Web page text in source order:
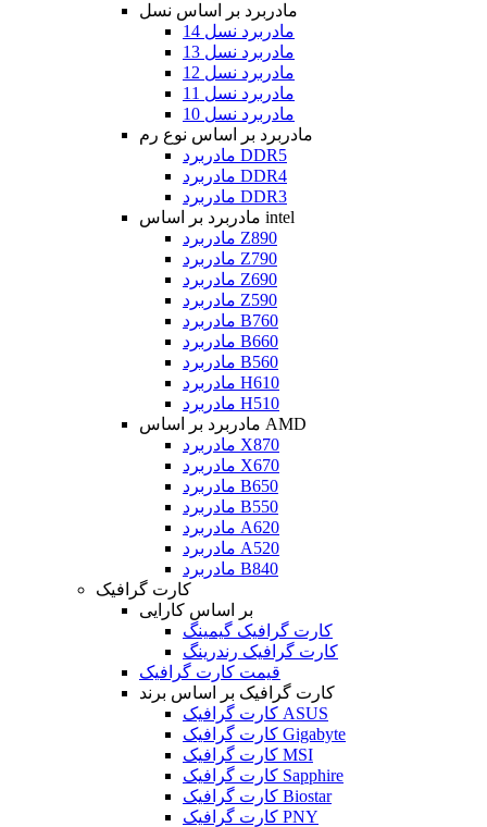
مادربرد بر اساس نسل
مادربرد نسل 14
مادربرد نسل 13
مادربرد نسل 12
مادربرد نسل 11
مادربرد نسل 10
مادربرد بر اساس نوع رم
مادربرد DDR5
مادربرد DDR4
مادربرد DDR3
مادربرد بر اساس intel
مادربرد Z890
مادربرد Z790
مادربرد Z690
مادربرد Z590
مادربرد B760
مادربرد B660
مادربرد B560
مادربرد H610
مادربرد H510
مادربرد بر اساس AMD
مادربرد X870
مادربرد X670
مادربرد B650
مادربرد B550
مادربرد A620
مادربرد A520
مادربرد B840
کارت گرافیک
بر اساس کارایی
کارت گرافیک گیمینگ
کارت گرافیک رندرینگ
قیمت کارت گرافیک
کارت گرافیک بر اساس برند
کارت گرافیک ASUS
کارت گرافیک Gigabyte
کارت گرافیک MSI
کارت گرافیک Sapphire
کارت گرافیک Biostar
کارت گرافیک PNY